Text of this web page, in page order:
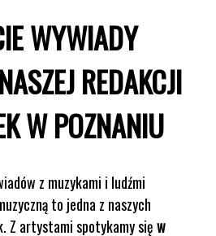
WYWIADY
REDAKCJI
W POZNANIU
z muzykami i ludźmi
to jedna z naszych
Z artystami spotykamy sięw